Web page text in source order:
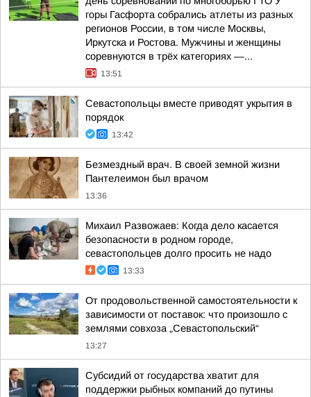
горы Гасфорта собрались атлеты из разных
регионов России, в том числе Москвы,
Иркутска и Ростова. Мужчины и женщины
соревнуются в трёх категориях —...
13:51
Севастопольцы вместе приводят укрытия в
порядок
13:42
Безмездный врач. В своей земной жизни
Пантелеимон был врачом
13:36
Михаил Развожаев: Когда дело касается
безопасности в родном городе,
севастопольцев долго просить не надо
13:33
От продовольственной самостоятельности к
зависимости от поставок: что произошло с
землями совхоза „Севастопольский“
13:27
Субсидий от государства хватит для
поддержки рыбных компаний до путины